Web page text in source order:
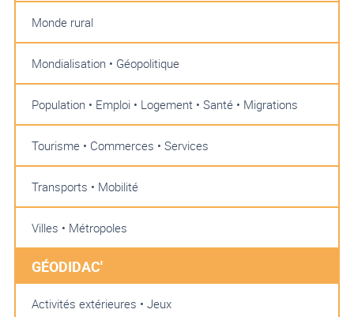
Monde rural
Mondialisation • Géopolitique
Population • Emploi • Logement • Santé • Migrations
Tourisme • Commerces • Services
Transports • Mobilité
Villes • Métropoles
GÉODIDAC'
Activités extérieures • Jeux